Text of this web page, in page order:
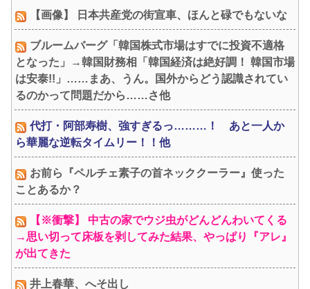
【画像】 日本共産党の街宣車、ほんと碌でもないな
ブルームバーグ「韓国株式市場はすでに投資不適格
となった」→韓国財務相「韓国経済は絶好調！ 韓国市場
は安泰!!」……まあ、うん。国外からどう認識されてい
るのかって問題だから……さ他
代打・阿部寿樹、強すぎるっ………！ あと一人か
ら華麗な逆転タイムリー！！他
お前ら『ペルチェ素子の首ネッククーラー』使った
ことあるか？
【※衝撃】 中古の家でウジ虫がどんどんわいてくる
→思い切って床板を剥してみた結果、やっぱり『アレ』
が出てきた
井上春華、へそ出し